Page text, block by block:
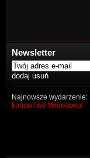
Newsletter
Najnowsze wydarzenie:
koncert we Wrocławiu!